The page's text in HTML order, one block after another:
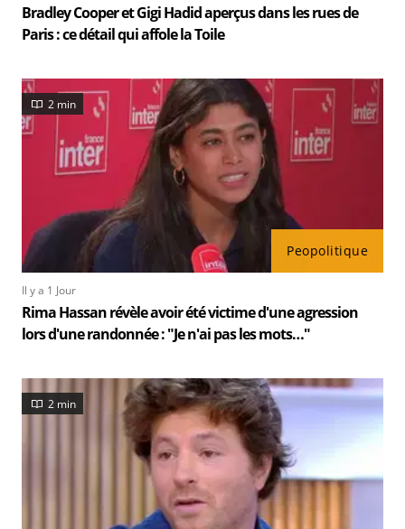
Bradley Cooper et Gigi Hadid aperçus dans les rues de
Paris : ce détail qui affole la Toile
Peopolitique
2 min
Il y a 1 Jour
Rima Hassan révèle avoir été victime d'une agression
lors d'une randonnée : "Je n'ai pas les mots…"
2 min